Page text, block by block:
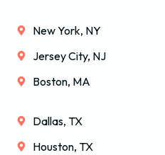
New York, NY
Jersey City, NJ
Boston, MA
Dallas, TX
Houston, TX